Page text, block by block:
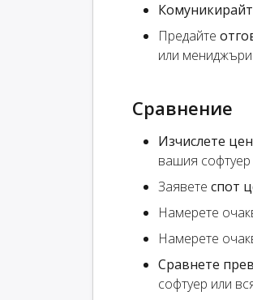
Предайте
или
Сравнение
Изчислете
вашия
Заявете спот
Намерете
Намерете
Сравнете
софтуер или